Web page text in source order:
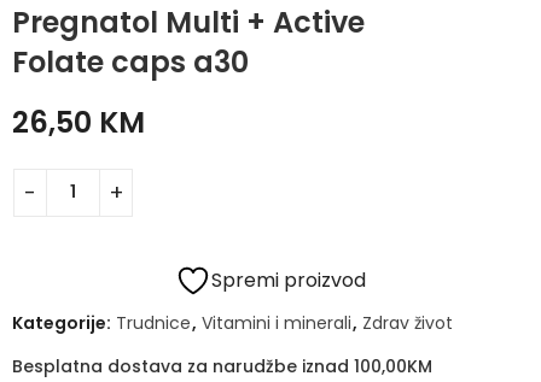
Pregnatol Multi + Active
Folate caps a30
Solaray L-
26,50 KM
Spremi proizvod
Kategorije: Trudnice, Vitamini i minerali, Zdrav život
Besplatna dostava za narudžbe iznad 100,00KM